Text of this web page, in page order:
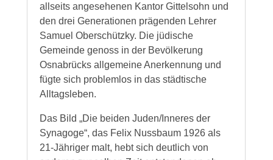
allseits angesehenen Kantor Gittelsohn und
den drei Generationen prägenden Lehrer
Samuel Oberschützky. Die jüdische
Gemeinde genoss in der Bevölkerung
Osnabrücks allgemeine Anerkennung und
fügte sich problemlos in das städtische
Alltagsleben.
Das Bild „Die beiden Juden/Inneres der
Synagoge“, das Felix Nussbaum 1926 als
21-Jähriger malt, hebt sich deutlich von